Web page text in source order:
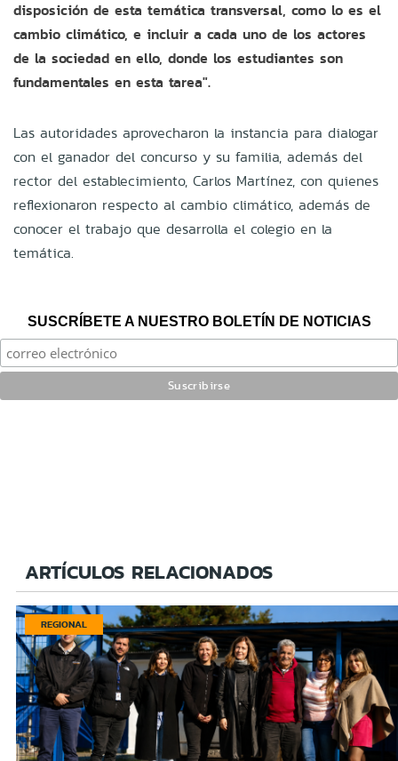
disposición de esta temática transversal, como lo es el
cambio climático, e incluir a cada uno de los actores
de la sociedad en ello, donde los estudiantes son
fundamentales en esta tarea".
Las autoridades aprovecharon la instancia para dialogar
con el ganador del concurso y su familia, además del
rector del establecimiento, Carlos Martínez, con quienes
reflexionaron respecto al cambio climático, además de
conocer el trabajo que desarrolla el colegio en la
temática.
SUSCRÍBETE A NUESTRO BOLETÍN DE NOTICIAS
ARTÍCULOS RELACIONADOS
REGIONAL